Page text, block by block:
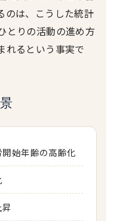
のは、こうした統計
とりの活動の進め方
れるという事実で
始年齢の高齢化